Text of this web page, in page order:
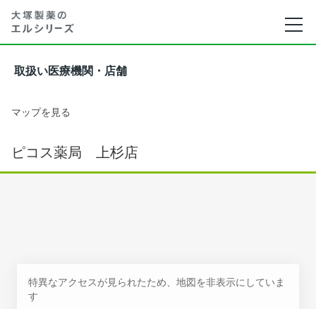
取扱い医療機関・店舗
マップを見る
ピコス薬局 上杉店
特異なアクセスが見られたため、地図を非表示にしていま
す